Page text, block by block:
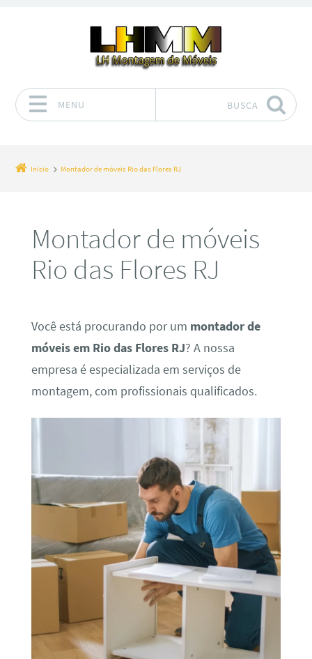
MENU BUSCA
Início Montador de móveis Rio das Flores RJ
Montador de móveis
Rio das Flores RJ
Você está procurando por um montador de
móveis em Rio das Flores RJ? A nossa
empresa é especializada em serviços de
montagem, com profissionais qualificados.